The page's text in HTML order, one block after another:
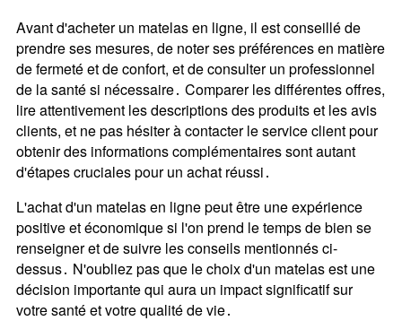
Avant d'acheter un matelas en ligne, il est conseillé de
prendre ses mesures, de noter ses préférences en matière
de fermeté et de confort, et de consulter un professionnel
de la santé si nécessaire․ Comparer les différentes offres,
lire attentivement les descriptions des produits et les avis
clients, et ne pas hésiter à contacter le service client pour
obtenir des informations complémentaires sont autant
d'étapes cruciales pour un achat réussi․
L'achat d'un matelas en ligne peut être une expérience
positive et économique si l'on prend le temps de bien se
renseigner et de suivre les conseils mentionnés ci-
dessus․ N'oubliez pas que le choix d'un matelas est une
décision importante qui aura un impact significatif sur
votre santé et votre qualité de vie․